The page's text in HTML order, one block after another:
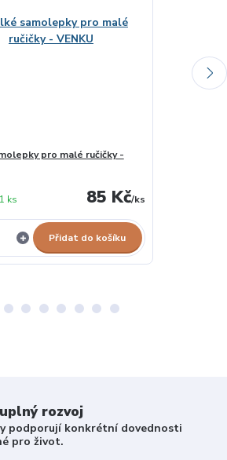
pro malé ručičky -
85 Kč/ks
ks
Přidat do košíku
rozvoj
podporují konkrétní dovednosti
pro život.